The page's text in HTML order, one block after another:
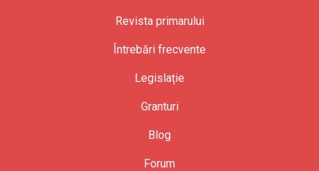
Revista primarului
Întrebări frecvente
Legislație
Granturi
Blog
Forum